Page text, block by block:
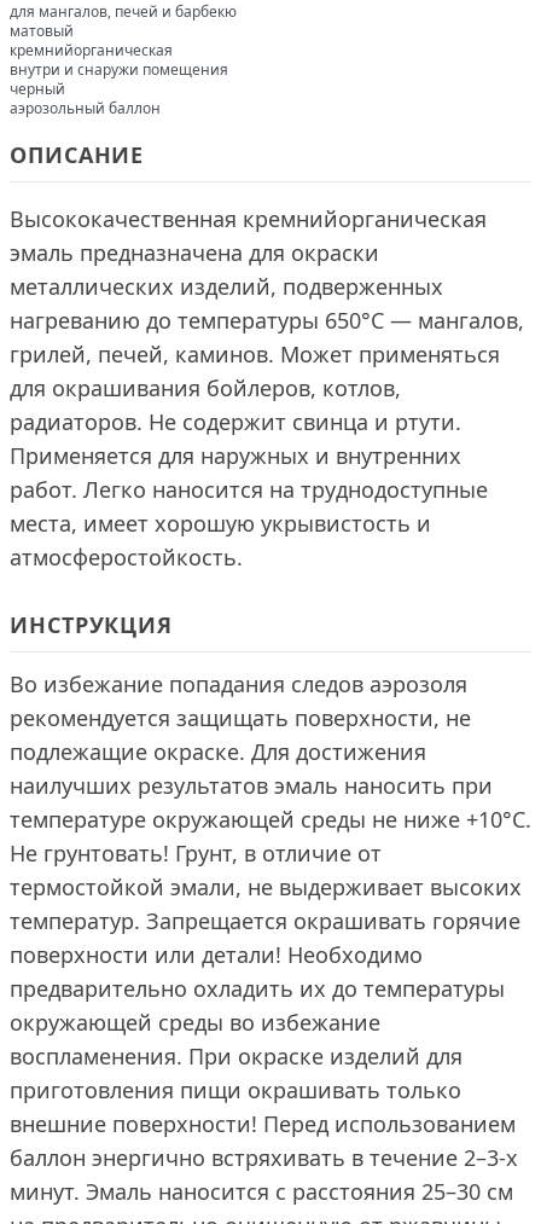
для мангалов, печей и барбекю
матовый
кремнийорганическая
внутри и снаружи помещения
черный
аэрозольный баллон
ОПИСАНИЕ
Высококачественная кремнийорганическая
эмаль предназначена для окраски
металлических изделий, подверженных
нагреванию до температуры 650°С — мангалов,
грилей, печей, каминов. Может применяться
для окрашивания бойлеров, котлов,
радиаторов. Не содержит свинца и ртути.
Применяется для наружных и внутренних
работ. Легко наносится на труднодоступные
места, имеет хорошую укрывистость и
атмосферостойкость.
ИНСТРУКЦИЯ
Во избежание попадания следов аэрозоля
рекомендуется защищать поверхности, не
подлежащие окраске. Для достижения
наилучших результатов эмаль наносить при
температуре окружающей среды не ниже +10°С.
Не грунтовать! Грунт, в отличие от
термостойкой эмали, не выдерживает высоких
температур. Запрещается окрашивать горячие
поверхности или детали! Необходимо
предварительно охладить их до температуры
окружающей среды во избежание
воспламенения. При окраске изделий для
приготовления пищи окрашивать только
внешние поверхности! Перед использованием
баллон энергично встряхивать в течение 2–3-х
минут. Эмаль наносится с расстояния 25–30 см